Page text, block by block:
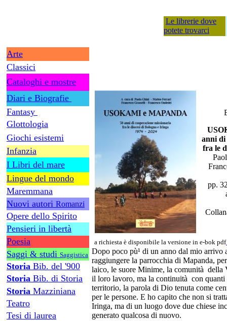
Arte
Classici
Cataloghi e mostre
Diari e Biografie
Fantasy
Glottologia
Giochi esistemi
Infanzia
I Libri del mare
Lingue del mondo
Maremmana
Nuovi autori Romanzi
Opere dello Spirito
Pensieri in libertà
Poesia
Saggi & studi Saggistica
Storia Bib. del '900
Storia Bib. di Storia
Storia Mazziniana
Teatro
Tesi di laurea
Le librerie dove
potete trovarci
anni di
fra le
pp.
a richiesta è disponibile la versione in e-bok pdf
Dopo poco pù¹ di un anno dal mio
raggiungere la parrocchia di Mapanda,
laico, le suore Minime, la comunità della
il loro lavoro, ma la continuità con quanti
territorio, la parola di Dio tenuta come
per le persone. E ho capito che non si
Iringa, ma di un luogo dove due chiese
generato qualcosa di nuovo.